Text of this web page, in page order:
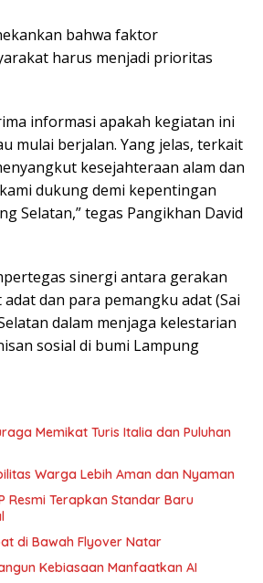
bahwa faktor
harus menjadi prioritas
informasi apakah kegiatan ini
mulai berjalan. Yang jelas, terkait
kesejahteraan alam dan
dukung demi kepentingan
Selatan,” tegas Pangikhan David
sinergi antara gerakan
dan para pemangku adat (Sai
dalam menjaga kelestarian
sosial di bumi Lampung
Memikat Turis Italia dan Puluhan
Warga Lebih Aman dan Nyaman
Resmi Terapkan Standar Baru
di Bawah Flyover Natar
Kebiasaan Manfaatkan AI